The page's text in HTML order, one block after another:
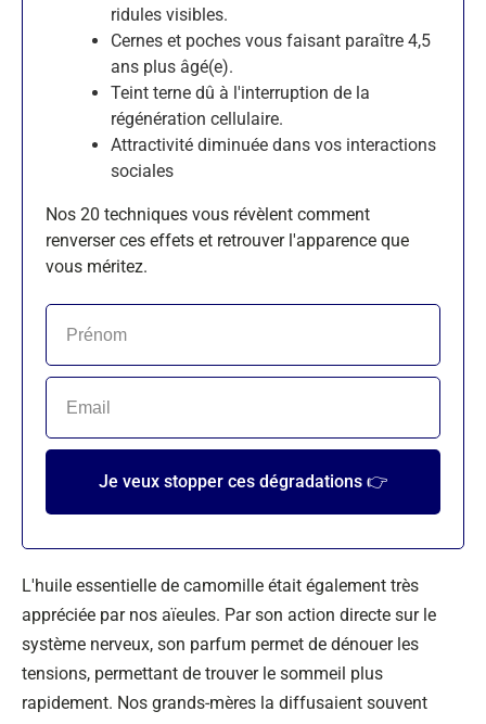
ridules visibles.
Cernes et poches vous faisant paraître 4,5
ans plus âgé(e).
Teint terne dû à l'interruption de la
régénération cellulaire.
Attractivité diminuée dans vos interactions
sociales
Nos 20 techniques vous révèlent comment
renverser ces effets et retrouver l'apparence que
vous méritez.
Je veux stopper ces dégradations 👉
L'huile essentielle de camomille était également très
appréciée par nos aïeules. Par son action directe sur le
système nerveux, son parfum permet de dénouer les
tensions, permettant de trouver le sommeil plus
rapidement. Nos grands-mères la diffusaient souvent